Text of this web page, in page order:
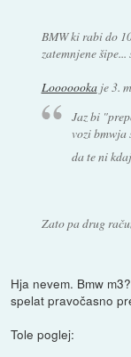
BMW ki rabi do
zatemnjene
Looooookaje3.
Jaz bi
vozi bmwja
da te ni
Zato pa drug
Hja nevem. Bmw
spelat pravočasno
Tole poglej: